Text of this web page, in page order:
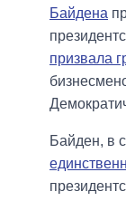
Байдена
призвала
Байден, в